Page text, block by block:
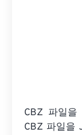
CBZ 파일을
CBZ 파일을